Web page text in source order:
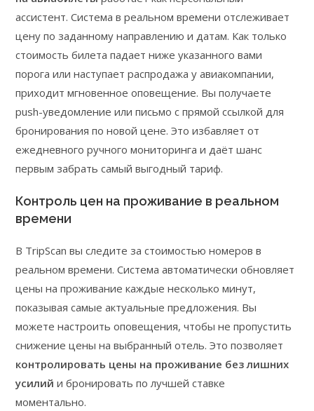
ассистент. Система в реальном времени отслеживает
цену по заданному направлению и датам. Как только
стоимость билета падает ниже указанного вами
порога или наступает распродажа у авиакомпании,
приходит мгновенное оповещение. Вы получаете
push-уведомление или письмо с прямой ссылкой для
бронирования по новой цене. Это избавляет от
ежедневного ручного мониторинга и даёт шанс
первым забрать самый выгодный тариф.
Контроль цен на проживание в реальном
времени
В TripScan вы следите за стоимостью номеров в
реальном времени. Система автоматически обновляет
цены на проживание каждые несколько минут,
показывая самые актуальные предложения. Вы
можете настроить оповещения, чтобы не пропустить
снижение цены на выбранный отель. Это позволяет
контролировать цены на проживание без лишних
усилий и бронировать по лучшей ставке
моментально.